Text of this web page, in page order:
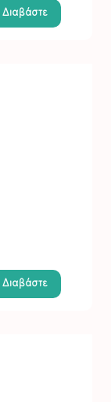
Διαβάστε
Διαβάστε